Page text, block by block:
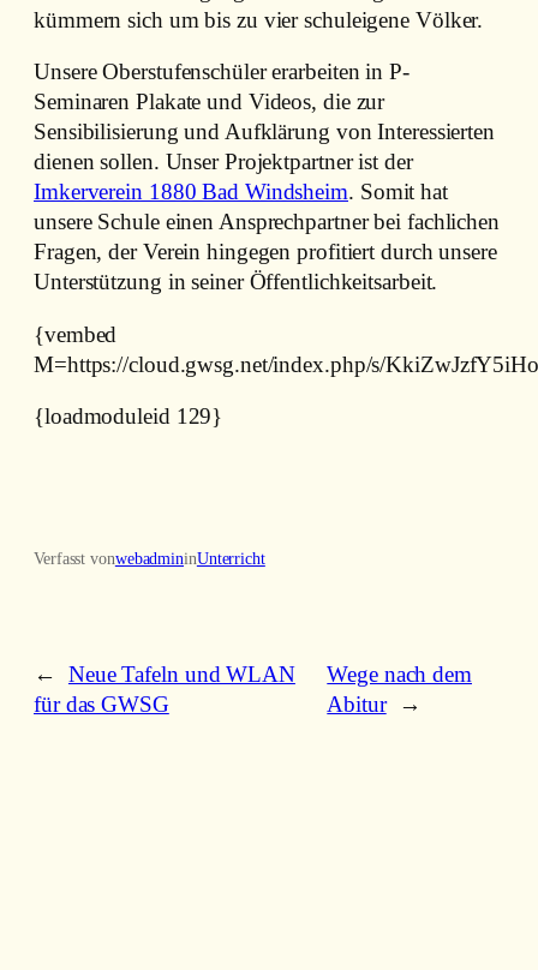
kümmern sich um bis zu vier schuleigene Völker.
Unsere Oberstufenschüler erarbeiten in P-
Seminaren Plakate und Videos, die zur
Sensibilisierung und Aufklärung von Interessierten
dienen sollen. Unser Projektpartner ist der
Imkerverein 1880 Bad Windsheim. Somit hat
unsere Schule einen Ansprechpartner bei fachlichen
Fragen, der Verein hingegen profitiert durch unsere
Unterstützung in seiner Öffentlichkeitsarbeit.
{vembed
M=https://cloud.gwsg.net/index.php/s/
{loadmoduleid 129}
Verfasst vonwebadmininUnterricht
←
Neue Tafeln und WLAN
für das GWSG
Wege nach dem
Abitur
→